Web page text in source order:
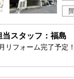
当スタッフ：福島
リフォーム完了予定